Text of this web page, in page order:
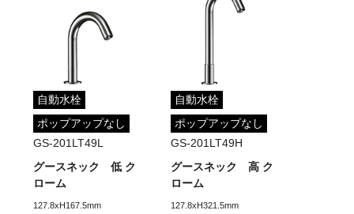
自動水栓
ポップアップなし
GS-201LT49L
グースネック 低 ク
ローム
127.8xH167.5mm
自動水栓
ポップアップなし
GS-201LT49H
グースネック 高 ク
ローム
127.8xH321.5mm